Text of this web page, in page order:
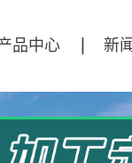
品中心
通锻压模坯
新
公
行